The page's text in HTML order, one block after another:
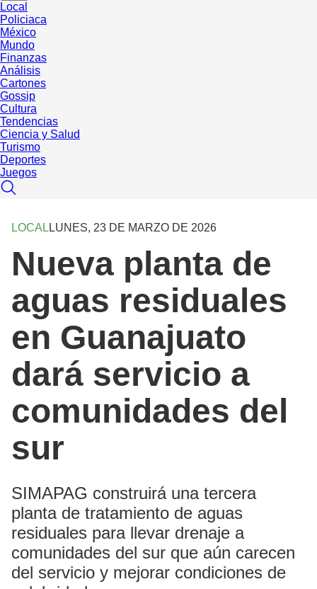
Local
Policiaca
México
Mundo
Finanzas
Análisis
Cartones
Gossip
Cultura
Tendencias
Ciencia y Salud
Turismo
Deportes
Juegos
LOCAL LUNES, 23 DE MARZO DE 2026
Nueva planta de
aguas residuales
en Guanajuato
dará servicio a
comunidades del
sur
SIMAPAG construirá una tercera
planta de tratamiento de aguas
residuales para llevar drenaje a
comunidades del sur que aún carecen
del servicio y mejorar condiciones de